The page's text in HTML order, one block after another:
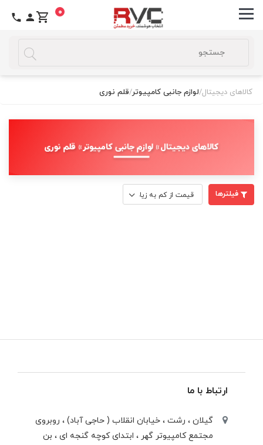
0
کالاهای دیجیتال/لوازم جانبی کامپیوتر/قلم نوری
کالاهای دیجیتال » لوازم جانبی کامپیوتر » قلم نوری
فیلترها
ارتباط با ما
گیلان ، رشت ، خيابان انقلاب ( حاجی آباد) ، روبروی
مجتمع كامپيوتر گهر ، ابتدای كوچه گنجه ای ، بن